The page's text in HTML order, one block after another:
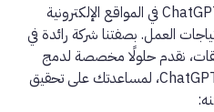
العمل. بصفتنا شركة رائدة في
، نقدم حلولًا مخصصة لدمج
الذكاء الاصطناعي، بما في ذلك ChatGPT، لمساعدتك على تحقيق